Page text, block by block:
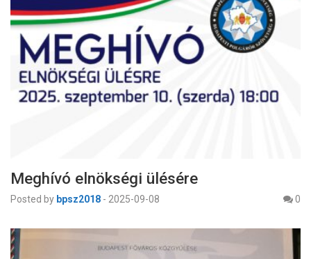
Meghívó elnökségi ülésére
Posted by bpsz2018 - 2025-09-08 0